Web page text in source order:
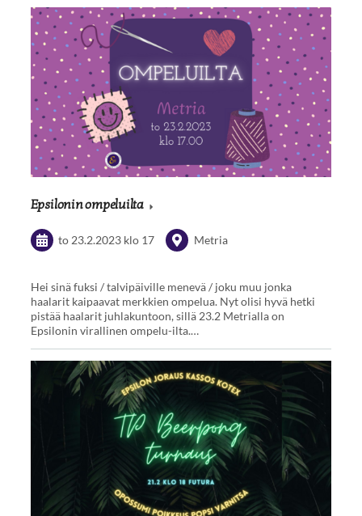
Epsilonin ompeluilta
to 23.2.2023 klo 17 Metria
Hei sinä fuksi / talvipäiville menevä / joku muu jonka
haalarit kaipaavat merkkien ompelua. Nyt olisi hyvä hetki
pistää haalarit juhlakuntoon, sillä 23.2 Metrialla on
Epsilonin virallinen ompelu-ilta.…